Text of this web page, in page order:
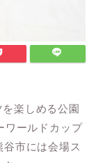
楽しめる公園
ワールドカップ
市には会場ス